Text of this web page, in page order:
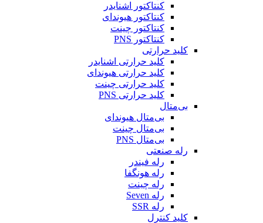
کنتاکتور اشنایدر
کنتاکتور هیوندای
کنتاکتور چینت
کنتاکتور PNS
کلید حرارتی
کلید حرارتی اشنایدر
کلید حرارتی هیوندای
کلید حرارتی چینت
کلید حرارتی PNS
بی‌متال
بی‌متال هیوندای
بی‌متال چینت
بی‌متال PNS
رله صنعتی
رله فیندر
رله هونگفا
رله چینت
رله Seven
رله SSR
کلید کنترل